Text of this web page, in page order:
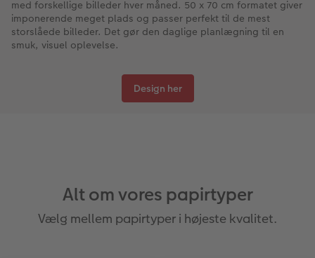
med forskellige billeder hver måned. 50 x 70 cm formatet giver
imponerende meget plads og passer perfekt til de mest
storslåede billeder. Det gør den daglige planlægning til en
smuk, visuel oplevelse.
Design her
Alt om vores papirtyper
Vælg mellem papirtyper i højeste kvalitet.